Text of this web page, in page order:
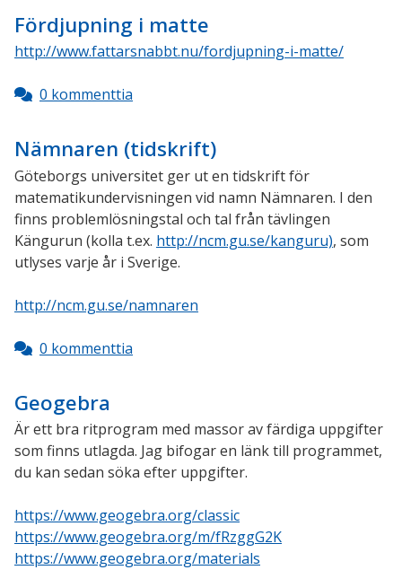
Fördjupning i matte
http://www.fattarsnabbt.nu/fordjupning-i-matte/
0 kommenttia
Nämnaren (tidskrift)
Göteborgs universitet ger ut en tidskrift för
matematikundervisningen vid namn Nämnaren. I den
finns problemlösningstal och tal från tävlingen
Kängurun (kolla t.ex. http://ncm.gu.se/kanguru), som
utlyses varje år i Sverige.
http://ncm.gu.se/namnaren
0 kommenttia
Geogebra
Är ett bra ritprogram med massor av färdiga uppgifter
som finns utlagda. Jag bifogar en länk till programmet,
du kan sedan söka efter uppgifter.
https://www.geogebra.org/classic
https://www.geogebra.org/m/fRzggG2K
https://www.geogebra.org/materials